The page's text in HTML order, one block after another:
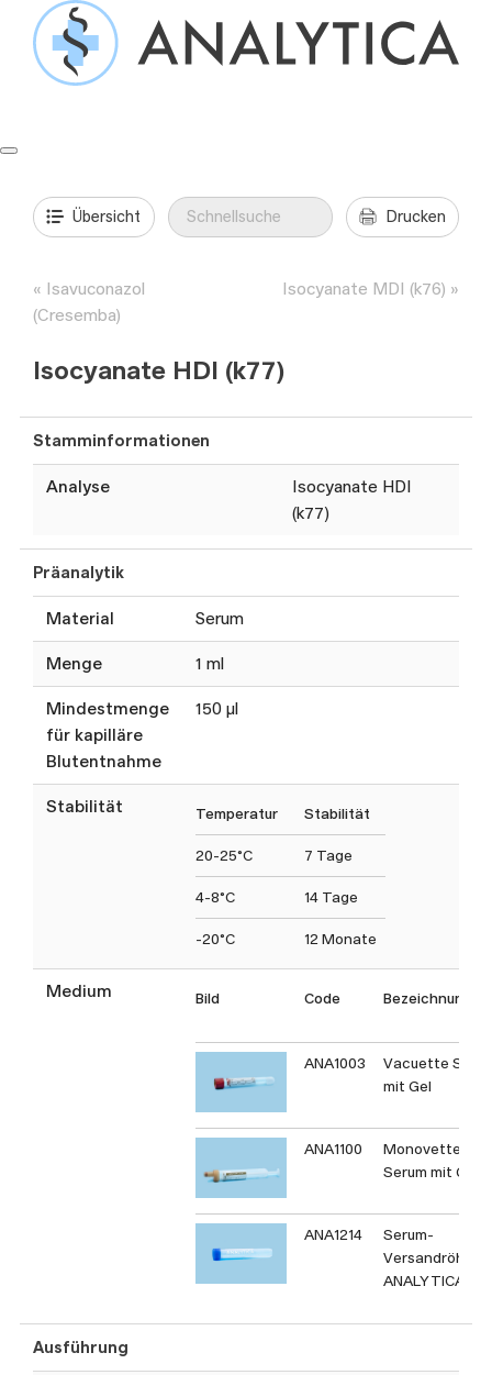
Springe
Inhalt
Übersicht Drucken
Isavuconazol
(Cresemba)
Isocyanate MDI (k76)
Isocyanate HDI (k77)
Stamminformationen
Analyse
Isocyanate HDI
(k77)
Präanalytik
Material Serum
Menge 1 ml
Mindestmenge
für kapilläre
Blutentnahme
150 µl
Stabilität Temperatur Stabilität
20-25°C 7 Tage
4-8°C 14 Tage
-20°C 12 Monate
Medium Bild Code Bezeichnung
ANA1003
Vacuette
mit Gel
ANA1100
Monovette
Serum mit Gel
ANA1214
Serum-
ANALYTICA
Ausführung